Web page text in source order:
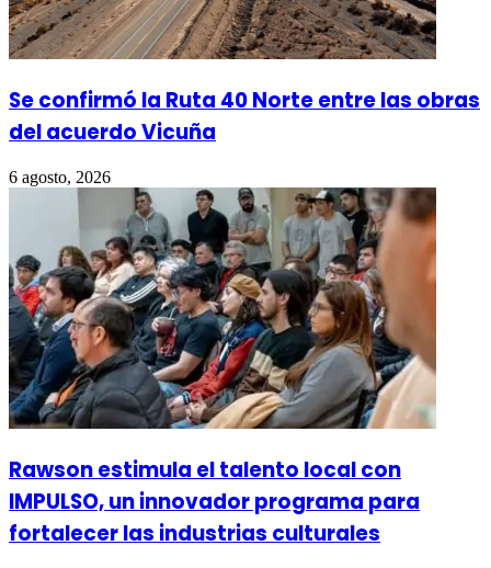
Se confirmó la Ruta 40 Norte entre las obras
del acuerdo Vicuña
6 agosto, 2026
Rawson estimula el talento local con
IMPULSO, un innovador programa para
fortalecer las industrias culturales